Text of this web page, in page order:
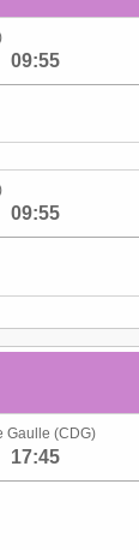
09:55
09:55
Gaulle (CDG)
17:45